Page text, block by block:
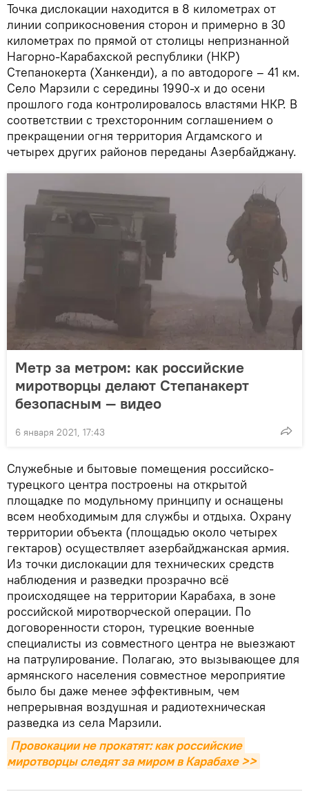
Точка дислокации находится в 8 километрах от
линии соприкосновения сторон и примерно в 30
километрах по прямой от столицы непризнанной
Нагорно-Карабахской республики (НКР)
Степанокерта (Ханкенди), а по автодороге – 41 км.
Село Марзили с середины 1990-х и до осени
прошлого года контролировалось властями НКР. В
соответствии с трехсторонним соглашением о
прекращении огня территория Агдамского и
четырех других районов переданы Азербайджану.
Метр за метром: как российские
миротворцы делают Степанакерт
безопасным — видео
6 января 2021, 17:43
Служебные и бытовые помещения российско-
турецкого центра построены на открытой
площадке по модульному принципу и оснащены
всем необходимым для службы и отдыха. Охрану
территории объекта (площадью около четырех
гектаров) осуществляет азербайджанская армия.
Из точки дислокации для технических средств
наблюдения и разведки прозрачно всё
происходящее на территории Карабаха, в зоне
российской миротворческой операции. По
договоренности сторон, турецкие военные
специалисты из совместного центра не выезжают
на патрулирование. Полагаю, это вызывающее для
армянского населения совместное мероприятие
было бы даже менее эффективным, чем
непрерывная воздушная и радиотехническая
разведка из села Марзили.
Провокации не прокатят: как российские
миротворцы следят за миром в Карабахе >>